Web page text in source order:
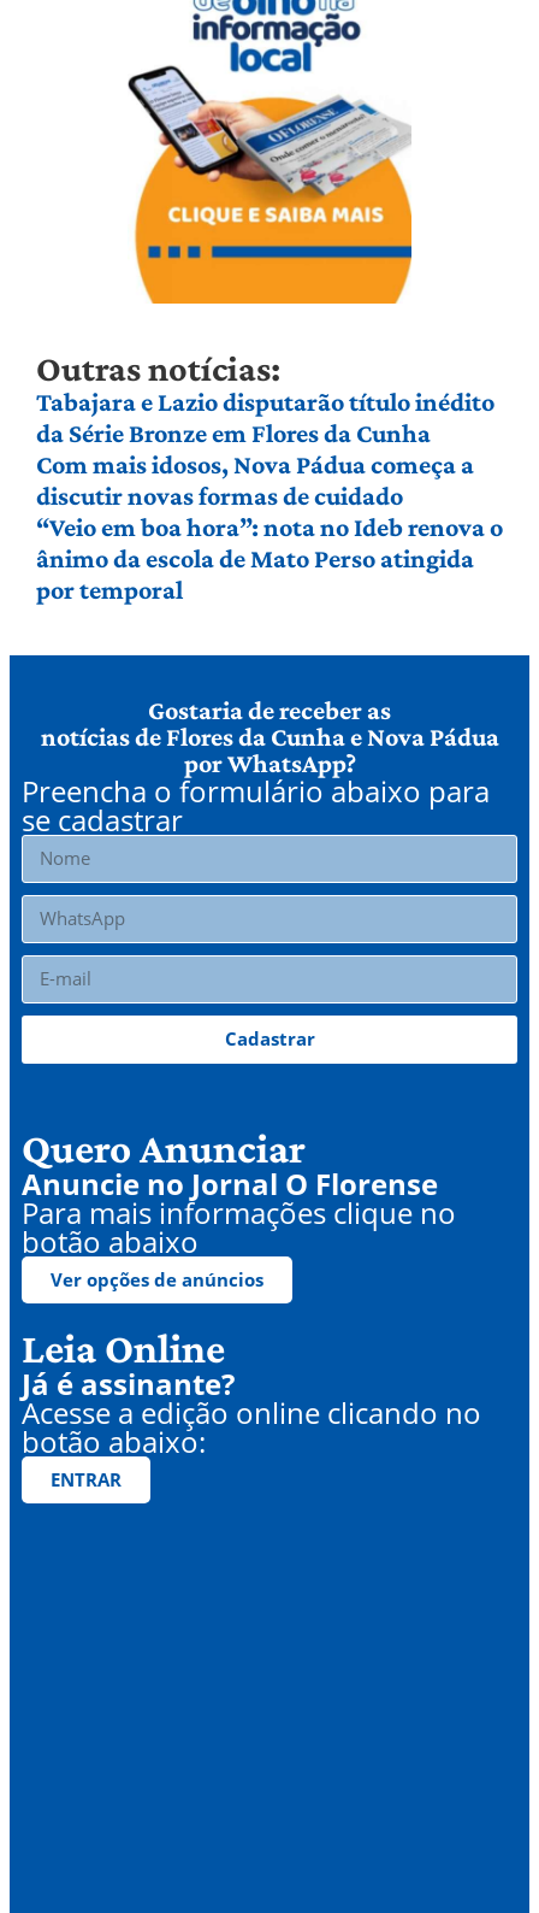
Outras notícias:
Tabajara e Lazio disputarão título inédito
da Série Bronze em Flores da Cunha
Com mais idosos, Nova Pádua começa a
discutir novas formas de cuidado
“Veio em boa hora”: nota no Ideb renova o
ânimo da escola de Mato Perso atingida
por temporal
Gostaria de receber as
notícias de Flores da Cunha e Nova Pádua
por WhatsApp?
Preencha o formulário abaixo para
se cadastrar
Cadastrar
Quero Anunciar
Anuncie no Jornal O Florense
Para mais informações clique no
botão abaixo
Ver opções de anúncios
Leia Online
Já é assinante?
Acesse a edição online clicando no
botão abaixo:
ENTRAR